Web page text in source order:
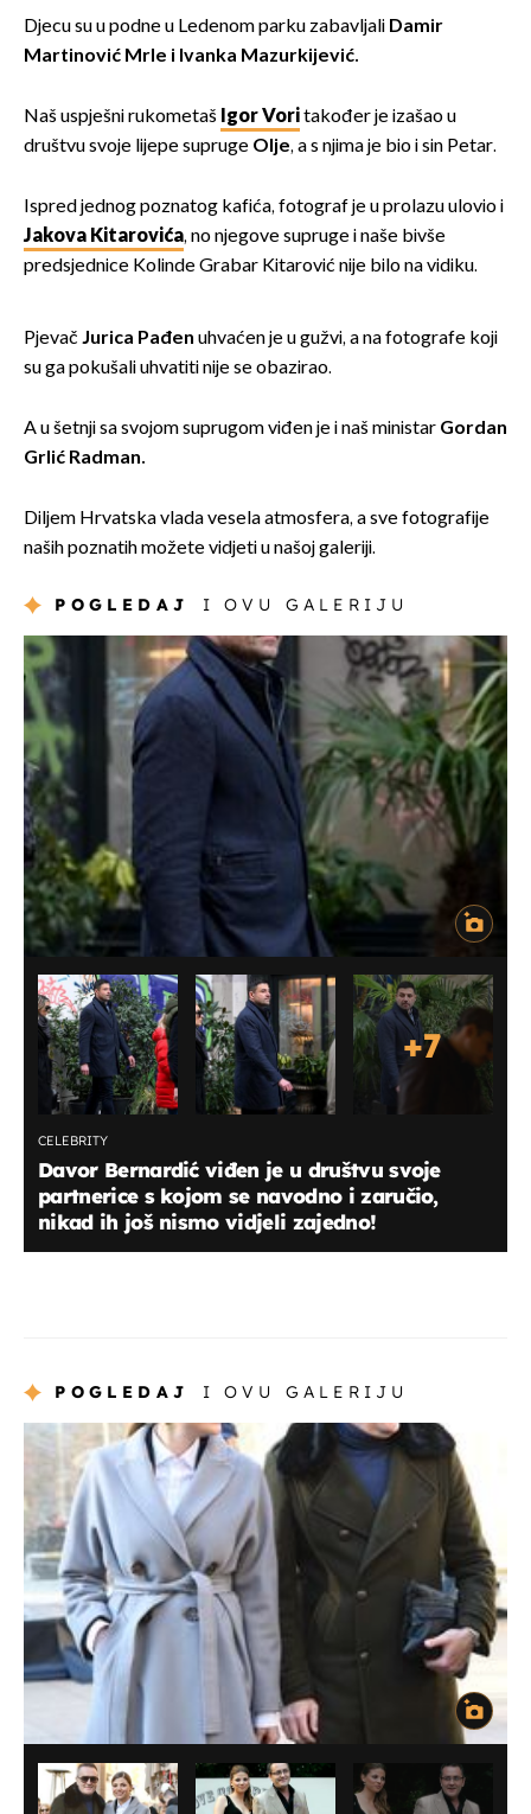
Djecu su u podne u Ledenom parku zabavljali Damir
Martinović Mrle i Ivanka Mazurkijević.
Naš uspješni rukometaš Igor Voritakođer je izašao u
društvu svoje lijepe supruge Olje, a s njima je bio i sin Petar.
Ispred jednog poznatog kafića, fotograf je u prolazu ulovio i
Jakova Kitarovića, no njegove supruge i naše bivše
predsjednice Kolinde Grabar Kitarović nije bilo na vidiku.
Pjevač Jurica Pađen uhvaćen je u gužvi, a na fotografe koji
su ga pokušali uhvatiti nije se obazirao.
A u šetnji sa svojom suprugom viđen je i naš ministar Gordan
Grlić Radman.
Diljem Hrvatska vlada vesela atmosfera, a sve fotografije
naših poznatih možete vidjeti u našoj galeriji.
POGLEDAJ I OVU GALERIJU
+7
CELEBRITY
Davor Bernardić viđen je u društvu svoje
partnerice s kojom se navodno i zaručio,
nikad ih još nismo vidjeli zajedno!
POGLEDAJ I OVU GALERIJU